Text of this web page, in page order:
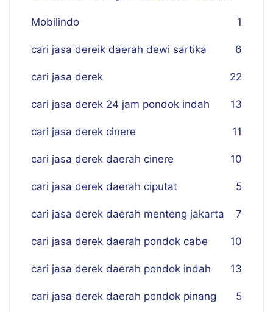
Mobilindo 1
cari jasa dereik daerah dewi sartika 6
cari jasa derek 22
cari jasa derek 24 jam pondok indah 13
cari jasa derek cinere 11
cari jasa derek daerah cinere 10
cari jasa derek daerah ciputat 5
cari jasa derek daerah menteng jakarta 7
cari jasa derek daerah pondok cabe 10
cari jasa derek daerah pondok indah 13
cari jasa derek daerah pondok pinang 5